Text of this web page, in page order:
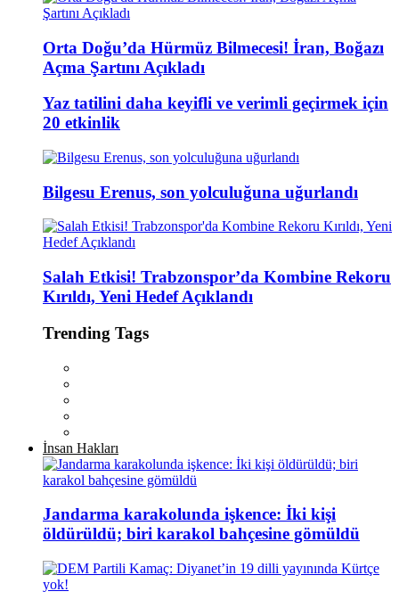
Orta Doğu’da Hürmüz Bilmecesi! İran, Boğazı
Açma Şartını Açıkladı
Yaz tatilini daha keyifli ve verimli geçirmek için
20 etkinlik
Bilgesu Erenus, son yolculuğuna uğurlandı
Salah Etkisi! Trabzonspor’da Kombine Rekoru
Kırıldı, Yeni Hedef Açıklandı
Trending Tags
İnsan Hakları
Jandarma karakolunda işkence: İki kişi
öldürüldü; biri karakol bahçesine gömüldü